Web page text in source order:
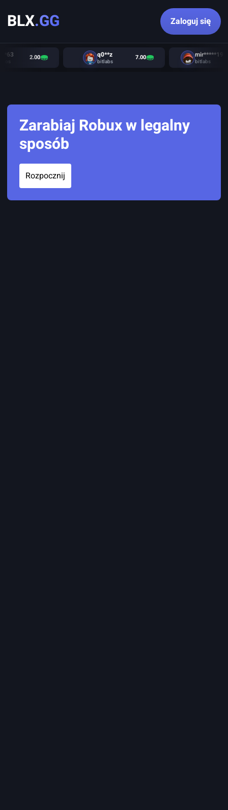
BLX.GG Zaloguj się
2.00 q0**z
bitlabs 7.00 mir*****190
bitlabs
Zarabiaj Robux w legalny
sposób
Rozpocznij